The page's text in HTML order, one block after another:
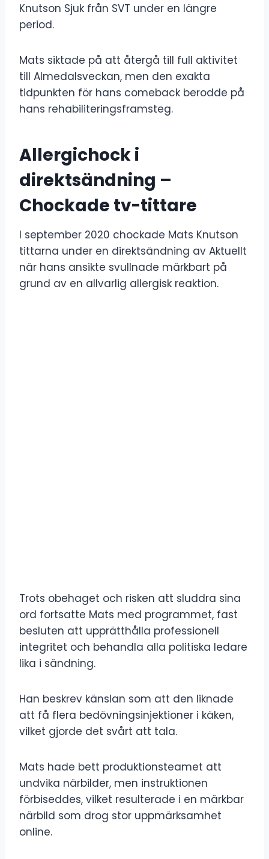
Knutson Sjuk från SVT under en längre
period.
Mats siktade på att återgå till full aktivitet
till Almedalsveckan, men den exakta
tidpunkten för hans comeback berodde på
hans rehabiliteringsframsteg.
Allergichock i
direktsändning –
Chockade tv-tittare
I september 2020 chockade Mats Knutson
tittarna under en direktsändning av Aktuellt
när hans ansikte svullnade märkbart på
grund av en allvarlig allergisk reaktion.
Trots obehaget och risken att sluddra sina
ord fortsatte Mats med programmet, fast
besluten att upprätthålla professionell
integritet och behandla alla politiska ledare
lika i sändning.
Han beskrev känslan som att den liknade
att få flera bedövningsinjektioner i käken,
vilket gjorde det svårt att tala.
Mats hade bett produktionsteamet att
undvika närbilder, men instruktionen
förbiseddes, vilket resulterade i en märkbar
närbild som drog stor uppmärksamhet
online.